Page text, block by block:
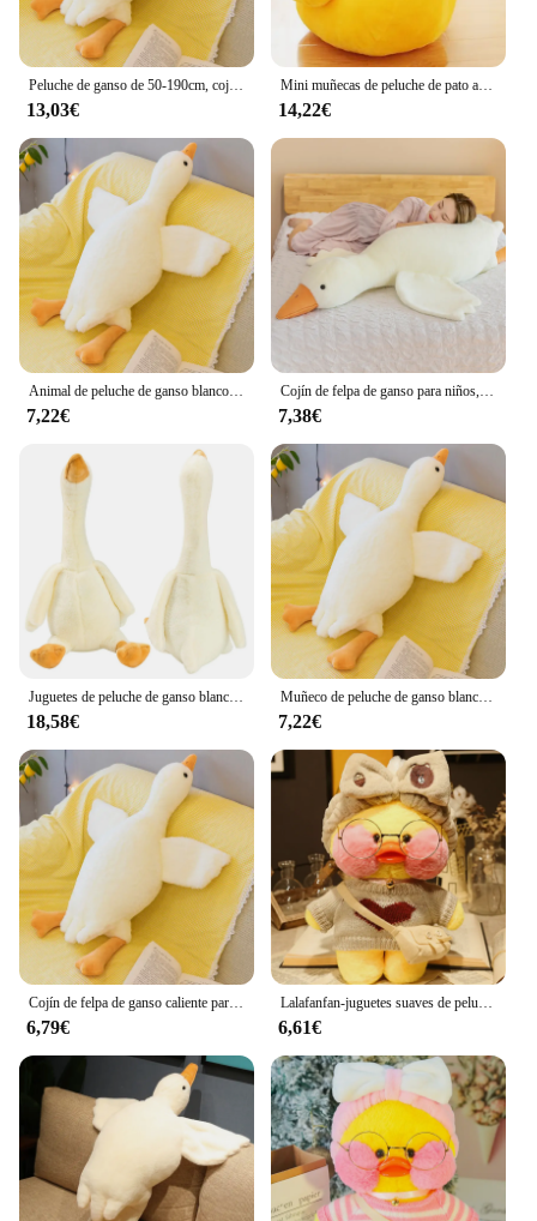
Peluche de ganso de 50-190cm, cojín suave de felpa de ganso blanco esponjoso, almohada de dormir de pato Kawaii, regalo de muñeca de Animal
13,03€
Mini muñecas de peluche de pato amarillo grande para niños, juguetes de animales de peluche de dibujos animados suaves, regalos de cumpleaños para niños, festival de bebé para niña
14,22€
Animal de peluche de ganso blanco esponjoso gigante, pato lindo, juguete de peluche de alas grandes, cisne suave, almohada de abrazo, regalo para niños y adultos
7,22€
Cojín de felpa de ganso para niños, almohada de pato suave para dormir, cojín de sofá, juguete de regalo de cumpleaños para novia, 50/90/130CM
7,38€
18,58€
Muñeco de peluche de ganso blanco para niños, juguete de felpa de tamaño grande y esponjoso, cojín de almohada de dormir de pato enorme Kawaii, regalo de Animal suave, 50-190cm
7,22€
6,79€ 6,61€